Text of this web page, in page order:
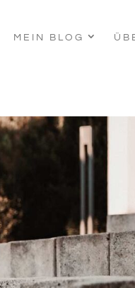
MEIN BLOG